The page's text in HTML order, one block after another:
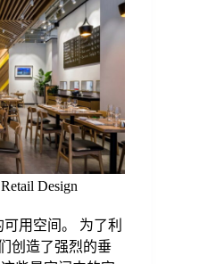
Design
用空间。 为了利
创造了强烈的垂